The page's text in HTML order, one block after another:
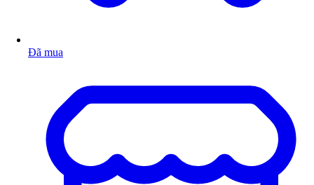
Đã mua